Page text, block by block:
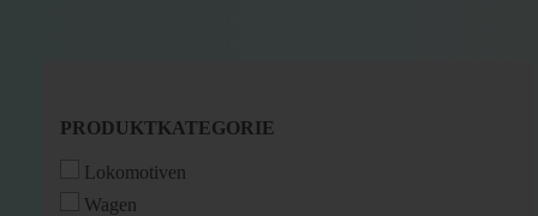
PRODUKTKATEGORIE
PRODUKTKATEGORIE
Lokomotiven
Wagen